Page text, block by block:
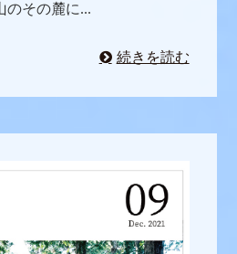
のその麓に...
続きを読む